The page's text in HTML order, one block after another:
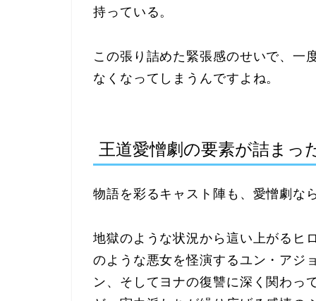
持っている。
この張り詰めた緊張感のせいで、一
なくなってしまうんですよね。
王道愛憎劇の要素が詰まっ
物語を彩るキャスト陣も、愛憎劇な
地獄のような状況から這い上がるヒ
のような悪女を怪演するユン・アジ
ン、そしてヨナの復讐に深く関わっ